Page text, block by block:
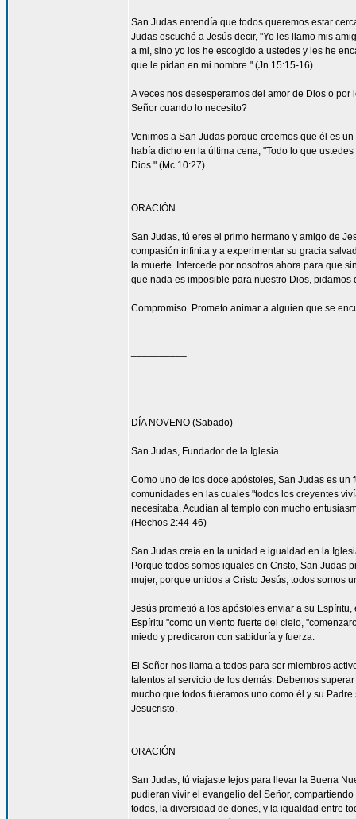
San Judas entendía que todos queremos estar
Judas escuchó a Jesús decir, "Yo les llamo mis
a mi, sino yo los he escogido a ustedes y les he
que le pidan en mi nombre." (Jn 15:15-16)
A veces nos desesperamos del amor de Dios o
Señor cuando lo necesito?
Venimos a San Judas porque creemos que él es
había dicho en la última cena, "Todo lo que
Dios." (Mc 10:27)
ORACIÓN
San Judas, tú eres el primo hermano y amigo de
compasión infinita y a experimentar su gracia
la muerte. Intercede por nosotros ahora para que
que nada es imposible para nuestro Dios,
Compromiso. Prometo animar a alguien que se
DÍA NOVENO (Sabado)
San Judas, Fundador de la Iglesia
Como uno de los doce apóstoles, San Judas es
comunidades en las cuales "todos los creyentes
necesitaba. Acudían al templo con mucho
(Hechos 2:44-46)
San Judas creía en la unidad e igualdad en la
Porque todos somos iguales en Cristo, San Judas
mujer, porque unidos a Cristo Jesús, todos somos
Jesús prometió a los apóstoles enviar a su
Espíritu "como un viento fuerte del cielo,
miedo y predicaron con sabiduría y fuerza.
El Señor nos llama a todos para ser miembros
talentos al servicio de los demás. Debemos
mucho que todos fuéramos uno como él y su
Jesucristo.
ORACIÓN
San Judas, tú viajaste lejos para llevar la Buena
pudieran vivir el evangelio del Señor,
todos, la diversidad de dones, y la igualdad entre